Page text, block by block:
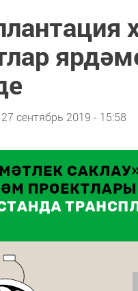
27 сентябрь 2019 - 15:58